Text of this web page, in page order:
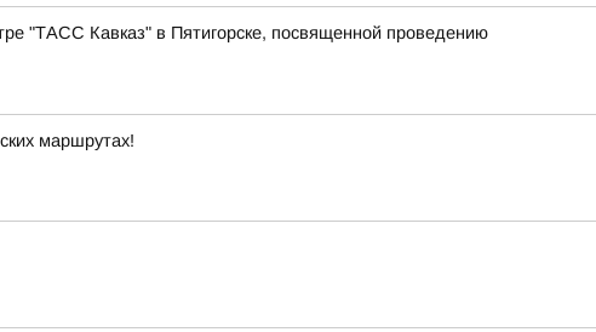
"ТАСС Кавказ" в Пятигорске, посвященной проведению
маршрутах!